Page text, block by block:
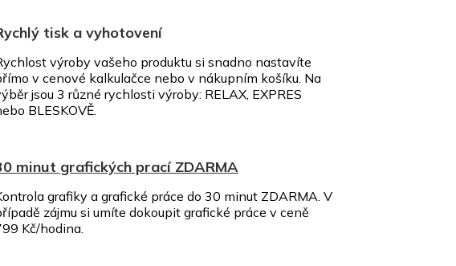
tisk a vyhotovení
výroby vašeho produktu si snadno nastavíte
v cenové kalkulačce nebo v nákupním košíku. Na
jsou 3 různé rychlosti výroby: RELAX, EXPRES
BLESKOVĚ.
minut grafických prací ZDARMA
grafiky a grafické práce do 30 minut ZDARMA. V
zájmu si umíte dokoupit grafické práce v ceně
Kč/hodina.